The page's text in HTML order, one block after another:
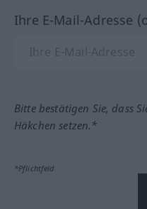
Ihre E-Mail-Adresse
Bitte bestätigen Sie, dass
Häkchen setzen.*
*Pflichtfeld